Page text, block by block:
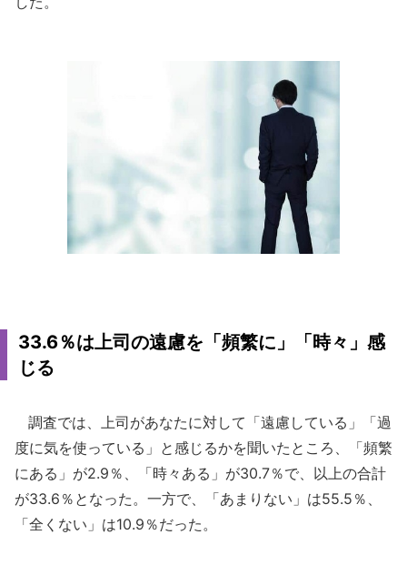
33.6％は上司の遠慮を「頻繁に」「時々」感
じる
調査では、上司があなたに対して「遠慮している」「過
度に気を使っている」と感じるかを聞いたところ、「頻繁
にある」が2.9％、「時々ある」が30.7％で、以上の合計
が33.6％となった。一方で、「あまりない」は55.5％、
「全くない」は10.9％だった。